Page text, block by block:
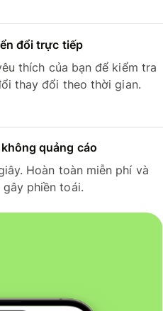
đổi trực tiếp
thích của bạn để kiểm tra
thay đổi theo thời gian.
quảng cáo
Hoàn toàn miễn phí và
phiền toái.